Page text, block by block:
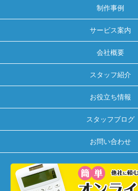
制作事例
サービス案内
会社概要
スタッフ紹介
お役立ち情報
スタッフブログ
お問い合わせ